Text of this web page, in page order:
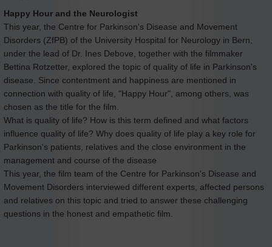
Happy Hour and the Neurologist
This year, the Centre for Parkinson's Disease and Movement
Disorders (ZfPB) of the University Hospital for Neurology in Bern,
under the lead of Dr. Ines Debove, together with the filmmaker
Bettina Rotzetter, explored the topic of quality of life in Parkinson's
disease. Since contentment and happiness are mentioned in
connection with quality of life, "Happy Hour", among others, was
chosen as the title for the film.
What is quality of life? How is this term defined and what factors
influence quality of life? Why does quality of life play a key role for
Parkinson's patients, relatives and the close environment in the
management and course of the disease
This year, the film team of the Centre for Parkinson's Disease and
Movement Disorders interviewed different experts, affected persons
and relatives on this topic and tried to answer these challenging
questions in the honest and empathetic film.